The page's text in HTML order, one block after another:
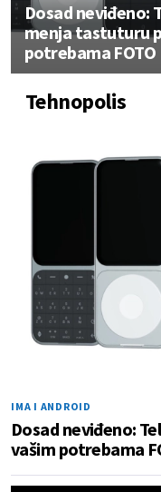
Dosad neviđeno:
menja tastuturu
potrebama FOTO
Tehnopolis
IMA I ANDROID
Dosad neviđeno:
vašim potrebama